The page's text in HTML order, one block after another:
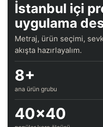
İstanbul içi
uygulama
Metraj, ürün seçimi,
akışta hazırlayalım.
8+
ana ürün grubu
40×40